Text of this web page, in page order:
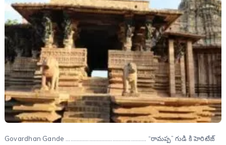
Govardhan Gande ……………………………………………. “రామప్ప” గుడి కి హెరిటేజ్